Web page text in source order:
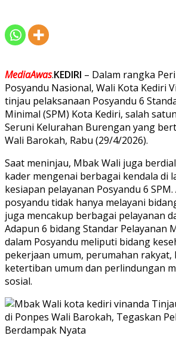
MediaAwas.KEDIRI – Dalam rangka
Posyandu Nasional, Wali Kota Kediri
tinjau pelaksanaan Posyandu 6
Minimal (SPM) Kota Kediri, salah
Seruni Kelurahan Burengan yang
Wali Barokah, Rabu (29/4/2026).
Saat meninjau, Mbak Wali juga
kader mengenai berbagai kendala di
kesiapan pelayanan Posyandu 6
posyandu tidak hanya melayani
juga mencakup berbagai pelayanan
Adapun 6 bidang Standar Pelayanan
dalam Posyandu meliputi bidang
pekerjaan umum, perumahan rakyat,
ketertiban umum dan perlindungan
sosial.